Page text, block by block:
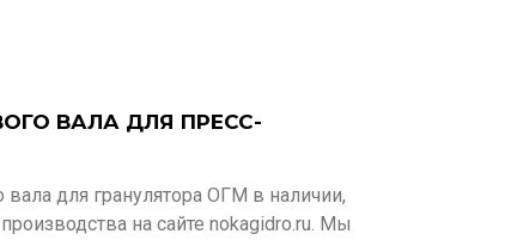
ВАЛА ДЛЯ ПРЕСС-
для гранулятора ОГМ в наличии,
на сайте nokagidro.ru. Мы